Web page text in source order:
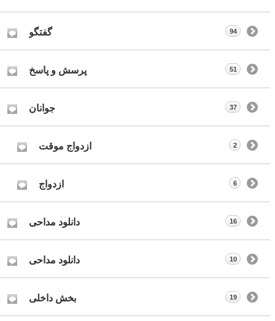
گفتگو 94
پرسش و پاسخ 51
جوانان 37
ازدواج موقت 2
ازدواج 6
دانلود مداحی 16
دانلود مداحی 10
بخش داخلی 19